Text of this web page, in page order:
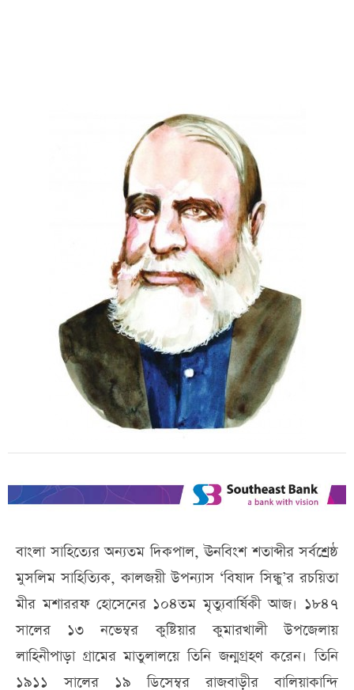
বাংলা সাহিত্যের অন্যতম দিকপাল, ঊনবিংশ শতাব্দীর সর্বশ্রেষ্ঠ
মুসলিম সাহিত্যিক, কালজয়ী উপন্যাস ‘বিষাদ সিন্ধু’র রচয়িতা
মীর মশাররফ হোসেনের ১০৪তম মৃত্যুবার্ষিকী আজ। ১৮৪৭
সালের ১৩ নভেম্বর কুষ্টিয়ার কুমারখালী উপজেলায়
লাহিনীপাড়া গ্রামের মাতুলালয়ে তিনি জন্মগ্রহণ করেন। তিনি
১৯১১ সালের ১৯ ডিসেম্বর রাজবাড়ীর বালিয়াকান্দি